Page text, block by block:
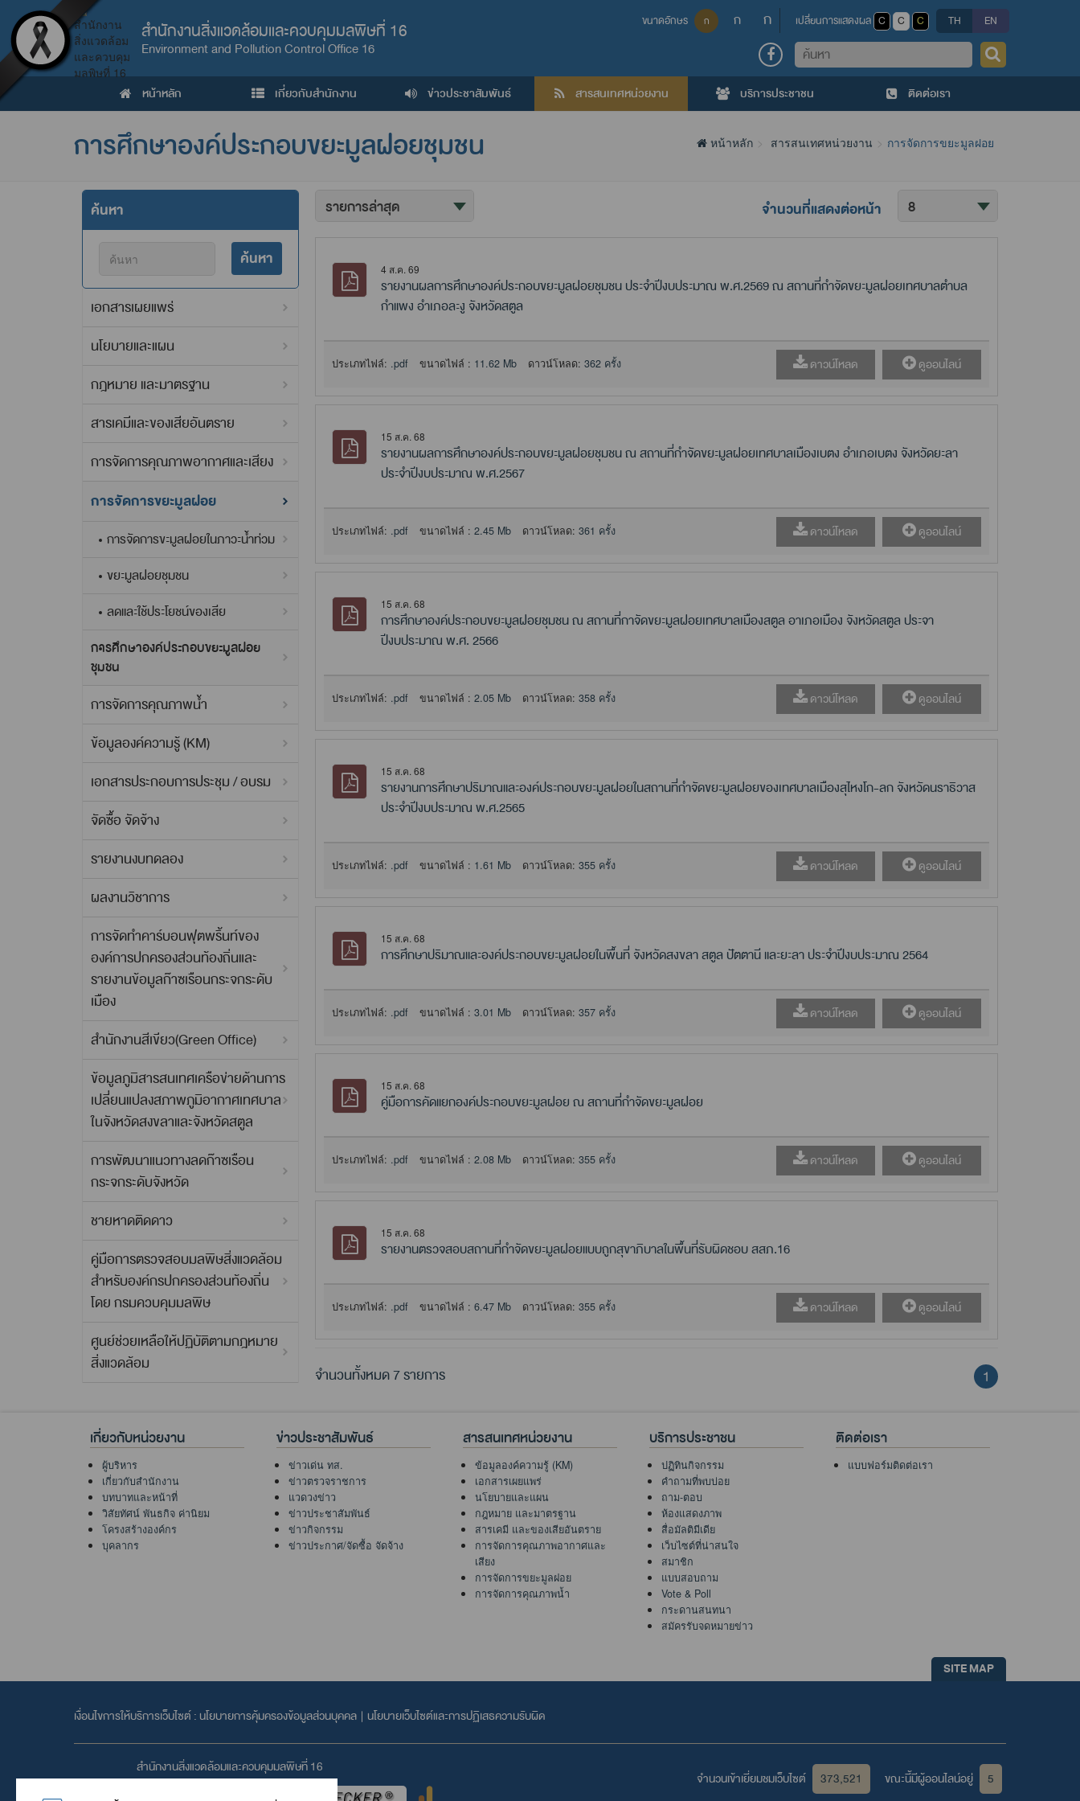
สำนักงานสิ่งแวดล้อมและควบคุมมลพิษที่ 16
Environment and Pollution Control Office 16
ขนาดอักษร ก ก ก เปลี่ยนการแสดงผล C C C TH EN
ค้นหา
หน้าหลัก เกี่ยวกับสำนักงาน ข่าวประชาสัมพันธ์ สารสนเทศหน่วยงาน บริการประชาชน ติดต่อเรา
การศึกษาองค์ประกอบขยะมูลฝอยชุมชน หน้าหลัก สารสนเทศหน่วยงาน การจัดการขยะมูลฝอย
ค้นหา
ค้นหา
เอกสารเผยแพร่
นโยบายและแผน
กฎหมาย และมาตรฐาน
สารเคมีและของเสียอันตราย
การจัดการคุณภาพอากาศและเสียง
การจัดการขยะมูลฝอย
การจัดการขะมูลฝอยในภาวะน้ำท่วม
ขยะมูลฝอยชุมชน
ลดและใช้ประโยชน์ของเสีย
การศึกษาองค์ประกอบขยะมูลฝอย
ชุมชน
การจัดการคุณภาพน้ำ
ข้อมูลองค์ความรู้ (KM)
เอกสารประกอบการประชุม / อบรม
จัดซื้อ จัดจ้าง
รายงานงบทดลอง
ผลงานวิชาการ
การจัดทำคาร์บอนฟุตพริ้นท์ของ
องค์การปกครองส่วนท้องถิ่นและ
รายงานข้อมูลก๊าซเรือนกระจกระดับ
เมือง
สำนักงานสีเขียว(Green Office)
ข้อมูลภูมิสารสนเทศเครือข่ายด้านการ
เปลี่ยนแปลงสภาพภูมิอากาศเทศบาล
ในจังหวัดสงขลาและจังหวัดสตูล
การพัฒนาแนวทางลดก๊าซเรือน
กระจกระดับจังหวัด
ชายหาดติดดาว
คู่มือการตรวจสอบมลพิษสิ่งแวดล้อม
สำหรับองค์กรปกครองส่วนท้องถิ่น
โดย กรมควบคุมมลพิษ
ศูนย์ช่วยเหลือให้ปฏิบัติตามกฎหมาย
สิ่งแวดล้อม
จำนวนที่แสดงต่อหน้า
4 ส.ค. 69
รายงานผลการศึกษาองค์ประกอบขยะมูลฝอยชุมชน ประจำปีงบประมาณ พ.ศ.2569 ณ สถานที่กำจัดขยะมูลฝอยเทศบาลตำบล
กำแพง อำเภอละงู จังหวัดสตูล
ประเภทไฟล์: .pdf ขนาดไฟล์ : 11.62 Mb ดาวน์โหลด: 362 ครั้ง ดาวน์โหลด ดูออนไลน์
15 ส.ค. 68
รายงานผลการศึกษาองค์ประกอบขยะมูลฝอยชุมชน ณ สถานที่กำจัดขยะมูลฝอยเทศบาลเมืองเบตง อำเภอเบตง จังหวัดยะลา
ประจำปีงบประมาณ พ.ศ.2567
ประเภทไฟล์: .pdf ขนาดไฟล์ : 2.45 Mb ดาวน์โหลด: 361 ครั้ง ดาวน์โหลด ดูออนไลน์
15 ส.ค. 68
การศึกษาองค์ประกอบขยะมูลฝอยชุมชน ณ สถานที่กาจัดขยะมูลฝอยเทศบาลเมืองสตูล อาเภอเมือง จังหวัดสตูล ประจา
ปีงบประมาณ พ.ศ. 2566
ประเภทไฟล์: .pdf ขนาดไฟล์ : 2.05 Mb ดาวน์โหลด: 358 ครั้ง ดาวน์โหลด ดูออนไลน์
15 ส.ค. 68
รายงานการศึกษาปริมาณและองค์ประกอบขยะมูลฝอยในสถานที่กำจัดขยะมูลฝอยของเทศบาลเมืองสุไหงโก-ลก จังหวัดนราธิวาส
ประจำปีงบประมาณ พ.ศ.2565
ประเภทไฟล์: .pdf ขนาดไฟล์ : 1.61 Mb ดาวน์โหลด: 355 ครั้ง ดาวน์โหลด ดูออนไลน์
15 ส.ค. 68
การศึกษาปริมาณและองค์ประกอบขยะมูลฝอยในพื้นที่ จังหวัดสงขลา สตูล ปัตตานี และยะลา ประจำปีงบประมาณ 2564
ประเภทไฟล์: .pdf ขนาดไฟล์ : 3.01 Mb ดาวน์โหลด: 357 ครั้ง ดาวน์โหลด ดูออนไลน์
15 ส.ค. 68
คู่มือการคัดแยกองค์ประกอบขยะมูลฝอย ณ สถานที่กำจัดขยะมูลฝอย
ประเภทไฟล์: .pdf ขนาดไฟล์ : 2.08 Mb ดาวน์โหลด: 355 ครั้ง ดาวน์โหลด ดูออนไลน์
15 ส.ค. 68
รายงานตรวจสอบสถานที่กำจัดขยะมูลฝอยแบบถูกสุขาภิบาลในพื้นที่รับผิดชอบ สสภ.16
ประเภทไฟล์: .pdf ขนาดไฟล์ : 6.47 Mb ดาวน์โหลด: 355 ครั้ง ดาวน์โหลด ดูออนไลน์
จำนวนทั้งหมด 7 รายการ 1
เกี่ยวกับหน่วยงาน
ผู้บริหาร
เกี่ยวกับสำนักงาน
บทบาทและหน้าที่
วิสัยทัศน์ พันธกิจ ค่านิยม
โครงสร้างองค์กร
บุคลากร
ข่าวประชาสัมพันธ์
ข่าวเด่น ทส.
ข่าวตรวจราชการ
แวดวงข่าว
ข่าวประชาสัมพันธ์
ข่าวกิจกรรม
ข่าวประกาศ/จัดซื้อ จัดจ้าง
สารสนเทศหน่วยงาน
ข้อมูลองค์ความรู้ (KM)
เอกสารเผยแพร่
นโยบายและแผน
กฎหมาย และมาตรฐาน
สารเคมี และของเสียอันตราย
การจัดการคุณภาพอากาศและ
เสียง
การจัดการขยะมูลฝอย
การจัดการคุณภาพน้ำ
บริการประชาชน
ปฏิทินกิจกรรม
คำถามที่พบบ่อย
ถาม-ตอบ
ห้องแสดงภาพ
สื่อมัลติมีเดีย
เว็บไซต์ที่น่าสนใจ
สมาชิก
แบบสอบถาม
Vote & Poll
กระดานสนทนา
สมัครรับจดหมายข่าว
ติดต่อเรา
แบบฟอร์มติดต่อเรา
SITE MAP
เงื่อนไขการให้บริการเว็บไซต์ : นโยบายการคุ้มครองข้อมูลส่วนบุคคล | นโยบายเว็บไซต์และการปฏิเสธความรับผิด
สำนักงานสิ่งแวดล้อมและควบคุมมลพิษที่ 16
จำนวนเข้าเยี่ยมชมเว็บไซต์ 373,521 ขณะนี้มีผู้ออนไลน์อยู่
5